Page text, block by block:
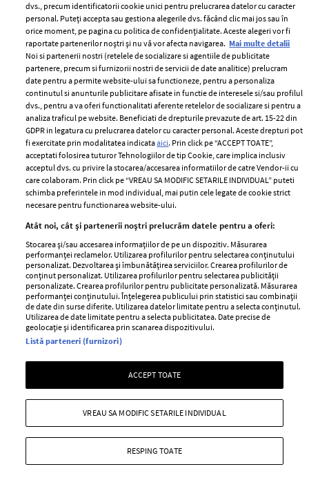
BEAUTY BEAUTY TIPS
7 uleiuri care stimulează creșterea rapidă a
părului
ELLE Style Awards
2024
Romania
Contact
Abonamente
Termeni si conditii
Politica de
Politica de cookies
Publicitate
Stiri
GSP
Unica
Retete
Libertatea pentru
femei
Avantaje
Retete practice
Pariază responsabil! Decizia ONJN nr. 821/25.09.2025.
Jocurile de noroc sunt interzise minorilor.
dvs., precum identificatorii cookie unici pentru prelucrarea datelor cu caracter
personal. Puteți accepta sau gestiona alegerile dvs. făcând clic mai jos sau în
orice moment, pe pagina cu politica de confidențialitate. Aceste alegeri vor fi
raportate partenerilor noștri și nu vă vor afecta navigarea. Mai multe detalii
Noi si partenerii nostri (retelele de socializare si agentiile de publicitate
partenere, precum si furnizorii nostri de servicii de date analitice) prelucram
date pentru a permite website-ului sa functioneze, pentru a personaliza
continutul si anunturile publicitare afisate in functie de interesele si/sau profilul
dvs., pentru a va oferi functionalitati aferente retelelor de socializare si pentru a
analiza traficul pe website. Beneficiati de drepturile prevazute de art. 15-22 din
GDPR in legatura cu prelucrarea datelor cu caracter personal. Aceste drepturi pot
fi exercitate prin modalitatea indicataaici. Prin click pe “ACCEPT TOATE”,
acceptati folosirea tuturor Tehnologiilor de tip Cookie, care implica inclusiv
acceptul dvs. cu privire la stocarea/accesarea informatiilor de catre Vendor-ii cu
care colaboram. Prin click pe “VREAU SA MODIFIC SETARILE INDIVIDUAL” puteti
schimba preferintele in mod individual, mai putin cele legate de cookie strict
necesare pentru functionarea website-ului.
Atât noi, cât și partenerii noștri prelucrăm datele pentru a oferi:
Stocarea și/sau accesarea informațiilor de pe un dispozitiv. Măsurarea
performanței reclamelor. Utilizarea profilurilor pentru selectarea conținutului
personalizat. Dezvoltarea și îmbunătățirea serviciilor. Crearea profilurilor de
conținut personalizat. Utilizarea profilurilor pentru selectarea publicității
personalizate. Crearea profilurilor pentru publicitate personalizată. Măsurarea
performanței conținutului. Înțelegerea publicului prin statistici sau combinații
de date din surse diferite. Utilizarea datelor limitate pentru a selecta conținutul.
Utilizarea de date limitate pentru a selecta publicitatea. Date precise de
geolocație și identificarea prin scanarea dispozitivului.
Listă parteneri (furnizori)
ACCEPT TOATE
RESPING TOATE
VREAU SA MODIFIC SETARILE INDIVIDUAL